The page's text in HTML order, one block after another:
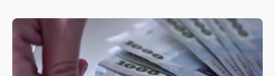
有片｜
白海豚暴風圈逼近！新北淡水赫見龍捲風 榕樹
連根拔起
中颱白海豚風雨來了！中部以北防豪雨 今晚、明天影